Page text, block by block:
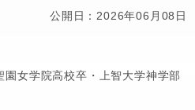
公開日：2026年06月08日
女学院高校卒・上智大学神学部